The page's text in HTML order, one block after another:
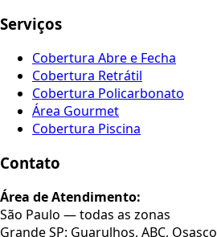
Serviços
Cobertura Abre e Fecha
Cobertura Retrátil
Cobertura Policarbonato
Área Gourmet
Cobertura Piscina
Contato
Área de Atendimento:
São Paulo — todas as zonas
Grande SP: Guarulhos, ABC, Osasco